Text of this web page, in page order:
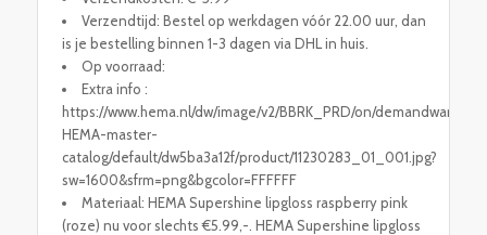
Verzendtijd: Bestel op werkdagen vóór 22.00 uur, dan
is je bestelling binnen 1-3 dagen via DHL in huis.
Op voorraad:
Extra info :
https://www.hema.nl/dw/image/v2/BBRK_PRD/on/
HEMA-master-
catalog/default/dw5ba3a12f/product/11230283_01_001.jpg?
sw=1600&sfrm=png&bgcolor=FFFFFF
Materiaal: HEMA Supershine lipgloss raspberry pink
(roze) nu voor slechts €5.99,-. HEMA Supershine lipgloss